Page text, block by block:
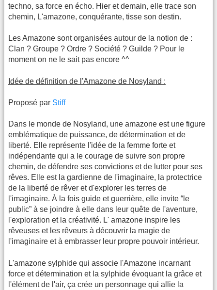
techno, sa force en écho. Hier et demain, elle trace son
chemin, L'amazone, conquérante, tisse son destin.
Les Amazone sont organisées autour de la notion de :
Clan ? Groupe ? Ordre ? Société ? Guilde ? Pour le
moment on ne le sait pas encore ^^
Idée de définition de l'Amazone de Nosyland :
Proposé par Stiff
Dans le monde de Nosyland, une amazone est une figure
emblématique de puissance, de détermination et de
liberté. Elle représente l'idée de la femme forte et
indépendante qui a le courage de suivre son propre
chemin, de défendre ses convictions et de lutter pour ses
rêves. Elle est la gardienne de l'imaginaire, la protectrice
de la liberté de rêver et d'explorer les terres de
l'imaginaire. À la fois guide et guerrière, elle invite “le
public” à se joindre à elle dans leur quête de l'aventure,
l'exploration et la créativité. L' amazone inspire les
rêveuses et les rêveurs à découvrir la magie de
l'imaginaire et à embrasser leur propre pouvoir intérieur.
L'amazone sylphide qui associe l'Amazone incarnant
force et détermination et la sylphide évoquant la grâce et
l'élément de l'air, ça crée un personnage qui allie la